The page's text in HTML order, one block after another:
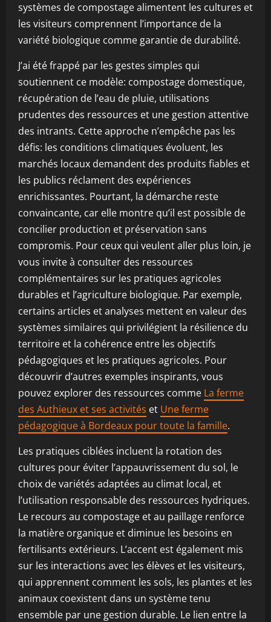
systèmes de compostage alimentent les cultures et
les visiteurs comprennent l’importance de la
variété biologique comme garantie de durabilité.
J’ai été frappé par les gestes simples qui
soutiennent ce modèle: compostage domestique,
récupération de l’eau de pluie, utilisations
prudentes des ressources et une gestion attentive
des intrants. Cette approche n’empêche pas les
défis: les conditions climatiques évoluent, les
marchés locaux demandent des produits fiables et
les publics réclament des expériences
enrichissantes. Pourtant, la démarche reste
convaincante, car elle montre qu’il est possible de
concilier production et préservation sans
compromis. Pour ceux qui veulent aller plus loin, je
vous invite à consulter des ressources
complémentaires sur les pratiques agricoles
durables et l’agriculture biologique. Par exemple,
certains articles et analyses mettent en valeur des
systèmes similaires qui privilégient la résilience du
territoire et la cohérence entre les objectifs
pédagogiques et les pratiques agricoles. Pour
découvrir d’autres exemples inspirants, vous
pouvez explorer des ressources comme La ferme
des Authieux et ses activités et Une ferme
pédagogique à Bordeaux pour toute la famille.
Les pratiques ciblées incluent la rotation des
cultures pour éviter l’appauvrissement du sol, le
choix de variétés adaptées au climat local, et
l’utilisation responsable des ressources hydriques.
Le recours au compostage et au paillage renforce
la matière organique et diminue les besoins en
fertilisants extérieurs. L’accent est également mis
sur les interactions avec les élèves et les visiteurs,
qui apprennent comment les sols, les plantes et les
animaux coexistent dans un système tenu
ensemble par une gestion durable. Le lien entre la